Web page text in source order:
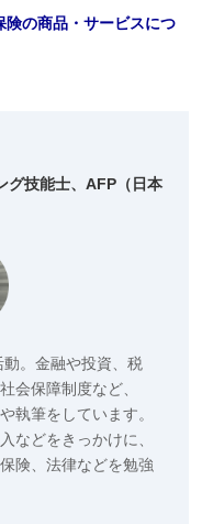
険の商品・サービスにつ
グ技能士、AFP（日本
。金融や投資、税
会保障制度など、
執筆をしています。
などをきっかけに、
険、法律などを勉強